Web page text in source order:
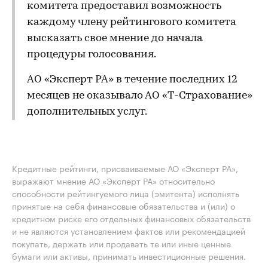
комитета предоставил возможность
каждому члену рейтингового комитета
высказать свое мнение до начала
процедуры голосования.
АО «Эксперт РА» в течение последних 12
месяцев не оказывало АО «Т-Страхование»
дополнительных услуг.
Кредитные рейтинги, присваиваемые АО «Эксперт РА»,
выражают мнение АО «Эксперт РА» относительно
способности рейтингуемого лица (эмитента) исполнять
принятые на себя финансовые обязательства и (или) о
кредитном риске его отдельных финансовых обязательств
и не являются установлением фактов или рекомендацией
покупать, держать или продавать те или иные ценные
бумаги или активы, принимать инвестиционные решения.